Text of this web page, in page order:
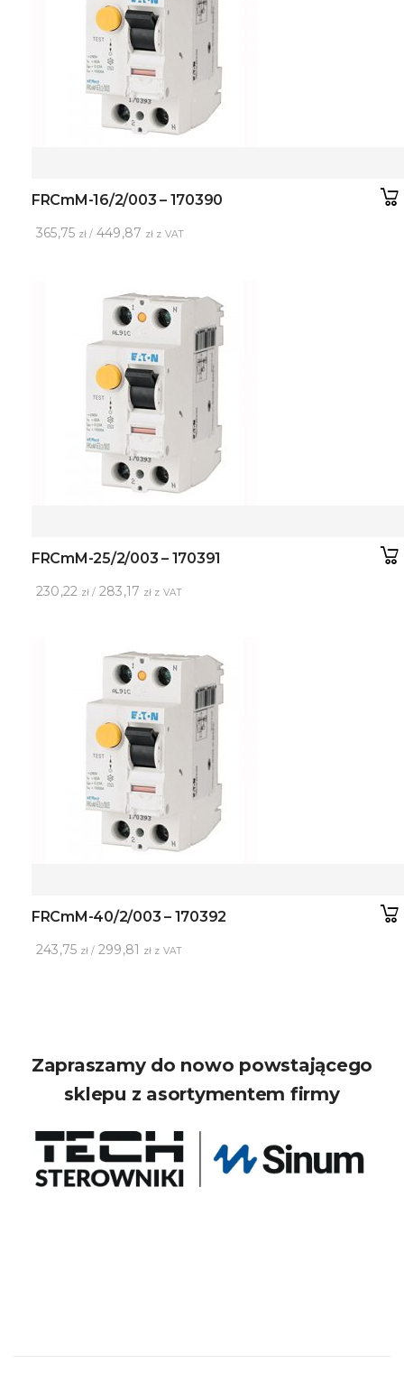
FRCmM-16/2/003 – 170390
365,75 zł / 449,87 zł z VAT
FRCmM-25/2/003 – 170391
230,22 zł / 283,17 zł z VAT
FRCmM-40/2/003 – 170392
243,75 zł / 299,81 zł z VAT
Zapraszamy do nowo powstającego
sklepu z asortymentem firmy